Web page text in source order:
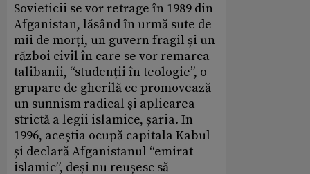
Sovieticii se vor retrage în 1989 din
Afganistan, lăsând în urmă sute de
mii de morți, un guvern fragil și un
război civil în care se vor remarca
talibanii, “studenții în teologie”, o
grupare de gherilă ce promovează
un sunnism radical și aplicarea
strictă a legii islamice, șaria. In
1996, aceștia ocupă capitala Kabul
și declară Afganistanul “emirat
islamic”, deși nu reușesc să